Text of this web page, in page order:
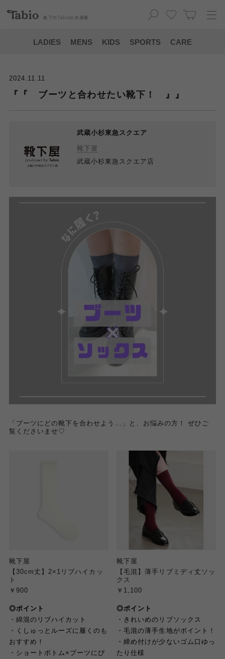
靴下の Tabio 公式通販
LADIES MENS KIDS SPORTS CARE
2024.11.11
『『 ブーツと合わせたい靴下！ 』』
武蔵小杉東急スクエア
靴下屋
武蔵小杉東急スクエア店
「ブーツにどの靴下を合わせよう…」と、お悩みの方！ ぜひご
覧くださいませ♡
靴下屋
【30cm丈】2×1リブハイカッ
ト
￥900
靴下屋
【毛混】薄手リブミディ丈ソッ
クス
￥1,100
◎ポイント
・綿混のリブハイカット
・くしゅっとルーズに履くのも
おすすめ！
・ショートボトム×ブーツにぴ
◎ポイント
・きれいめのリブソックス
・毛混の薄手生地がポイント！
・締め付けが少ないゴム口ゆっ
たり仕様